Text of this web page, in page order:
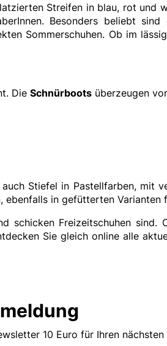
Streifen in blau, rot und
Besonders beliebt
Sommerschuhen. Ob im
Die Schnürboots überzeugen
Stiefel in Pastellfarben, mit
in gefütterten Varianten
Freizeitschuhen sind.
Sie gleich online alle
10 Euro für Ihren nächsten